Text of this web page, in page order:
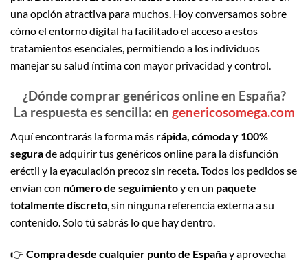
una opción atractiva para muchos. Hoy conversamos sobre
cómo el entorno digital ha facilitado el acceso a estos
tratamientos esenciales, permitiendo a los individuos
manejar su salud íntima con mayor privacidad y control.
¿Dónde comprar genéricos online en España?
La respuesta es sencilla: en genericosomega.com
Aquí encontrarás la forma más rápida, cómoda y 100%
segurade adquirir tus genéricos online para la disfunción
eréctil y la eyaculación precoz sin receta. Todos los pedidos se
envían con número de seguimientoy en un paquete
totalmente discreto, sin ninguna referencia externa a su
contenido. Solo tú sabrás lo que hay dentro.
👉 Compra desde cualquier punto de Españay aprovecha